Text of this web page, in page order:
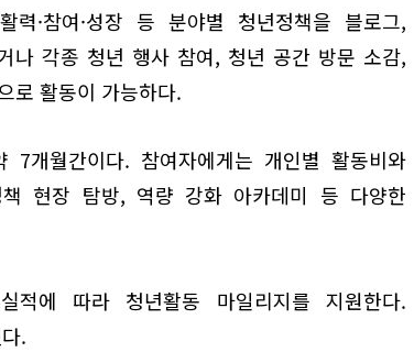
력·참여·성장 등 분야별 청년정책을 블로그,
나 각종 청년 행사 참여, 청년 공간 방문 소감,
로 활동이 가능하다.
개월간이다. 참여자에게는 개인별 활동비와
책 현장 탐방, 역량 강화 아카데미 등 다양한
적에 따라 청년활동 마일리지를 지원한다.
.